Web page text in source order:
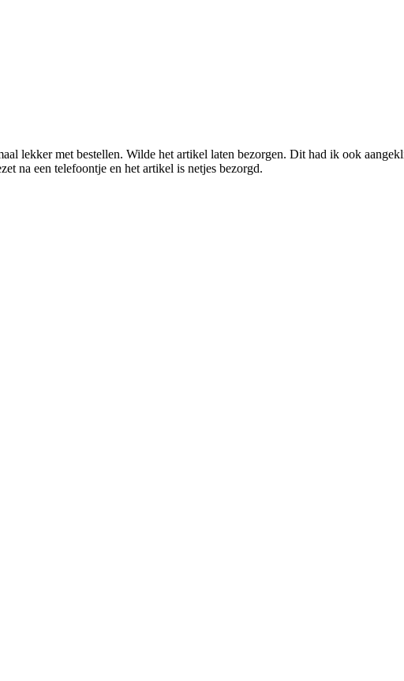
lekker met bestellen. Wilde het artikel laten bezorgen. Dit had ik ook
na een telefoontje en het artikel is netjes bezorgd.